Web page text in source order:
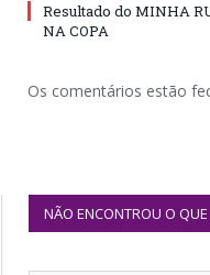
Resultado do MINHA
NA COPA
Os comentários estão
NÃO ENCONTROU O